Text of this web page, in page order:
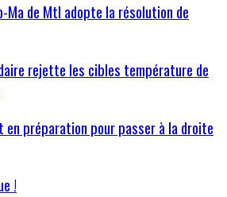
Ma de Mtl adopte la résolution de
rejette les cibles température de
en préparation pour passer à la droite
!